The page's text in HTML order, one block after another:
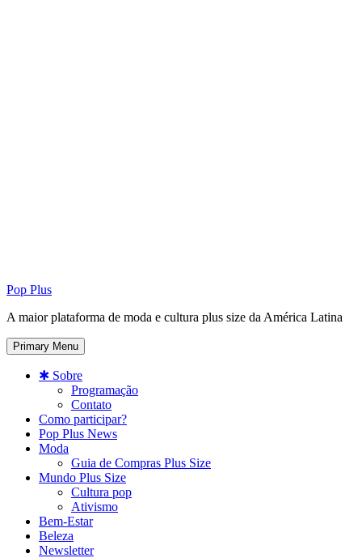
Pop Plus
A maior plataforma de moda e cultura plus size da América Latina
Primary Menu
✱ Sobre
Programação
Contato
Como participar?
Pop Plus News
Moda
Guia de Compras Plus Size
Mundo Plus Size
Cultura pop
Ativismo
Bem-Estar
Beleza
Newsletter